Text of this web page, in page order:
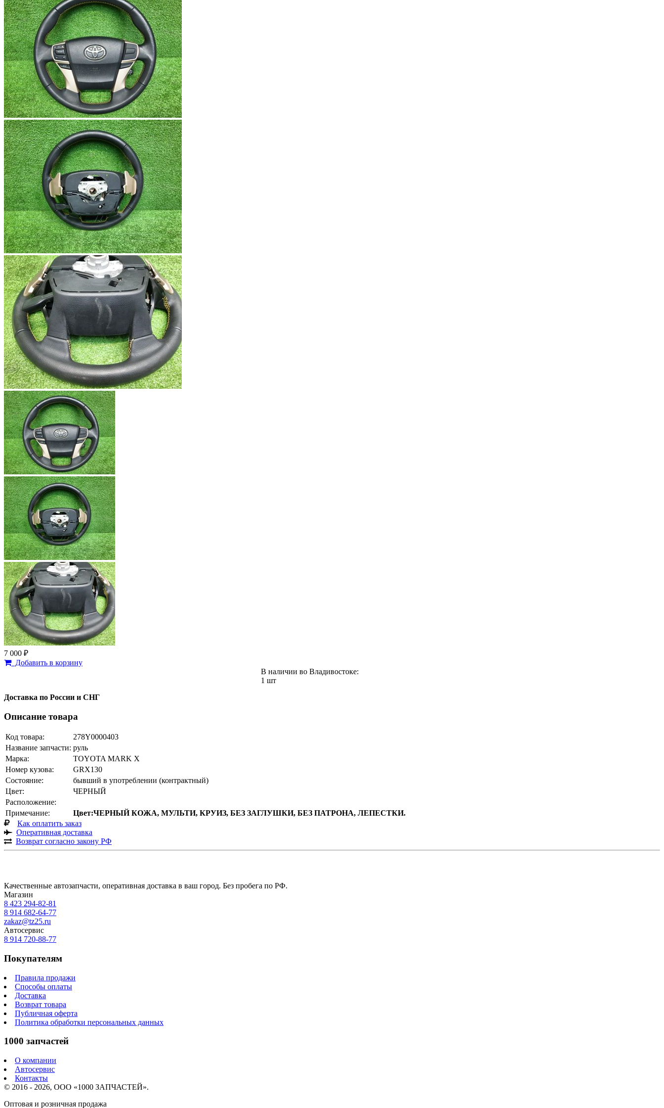
7 000 ₽
Добавить в корзину
В наличии во Владивостоке:
1 шт
Доставка по России и СНГ
Описание товара
Код товара:
278Y0000403
Название запчасти: руль
Марка:
TOYOTA MARK X
Номер кузова:
GRX130
Состояние:
бывший в употреблении (контрактный)
Цвет:
ЧЕРНЫЙ
Расположение:
Примечание:
Цвет:ЧЕРНЫЙ КОЖА, МУЛЬТИ, КРУИЗ, БЕЗ ЗАГЛУШКИ, БЕЗ ПАТРОНА, ЛЕПЕСТКИ.
Как оплатить заказ
Оперативная доставка
Возврат согласно закону РФ
Качественные автозапчасти, оперативная доставка в ваш город. Без пробега по РФ.
Магазин
8 423 294-82-81
8 914 682-64-77
zakaz@tz25.ru
Автосервис
8 914 720-88-77
Покупателям
Правила продажи
Способы оплаты
Доставка
Возврат товара
Публичная оферта
Политика обработки персональных данных
1000 запчастей
О компании
Автосервис
Контакты
© 2016 - 2026, ООО «1000 ЗАПЧАСТЕЙ».
Оптовая и розничная продажа